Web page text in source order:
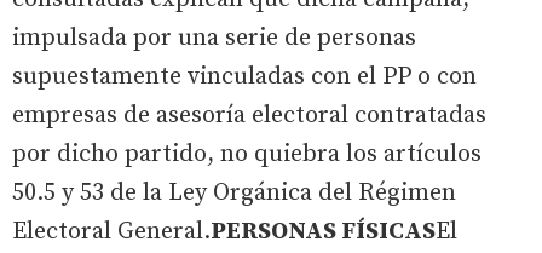
impulsada por una serie de personas
supuestamente vinculadas con el PP o con
empresas de asesoría electoral contratadas
por dicho partido, no quiebra los artículos
50.5 y 53 de la Ley Orgánica del Régimen
Electoral General.PERSONAS FÍSICASEl